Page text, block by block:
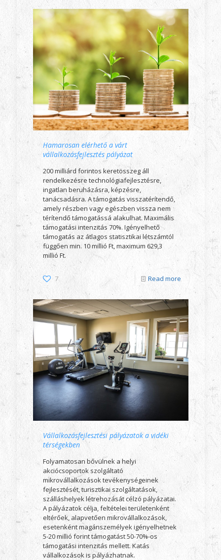
Hamarosan elérhető a várt
vállalkozásfejlesztés pályázat
200 milliárd forintos keretösszeg áll
rendelkezésre technológiafejlesztésre,
ingatlan beruházásra, képzésre,
tanácsadásra. A támogatás visszatérítendő,
amely részben vagy egészben vissza nem
térítendő támogatássá alakulhat. Maximális
támogatási intenzitás 70%. Igényelhető
támogatás az átlagos statisztikai létszámtól
függően min. 10 millió Ft, maximum 629,3
millió Ft.
7 Read more
Vállalkozásfejlesztési pályázatok a vidéki
térségekben
Folyamatosan bővülnek a helyi
akciócsoportok szolgáltató
mikrovállalkozások tevékenységeinek
fejlesztését, turisztikai szolgáltatások,
szálláshelyek létrehozását célzó pályázatai.
A pályázatok célja, feltételei területenként
eltérőek, alapvetően mikrovállalkozások,
esetenként magánszemélyek igényelhetnek
5-20 millió forint támogatást 50-70%-os
támogatási intenzitás mellett. Katás
vállalkozások is pályázhatnak.